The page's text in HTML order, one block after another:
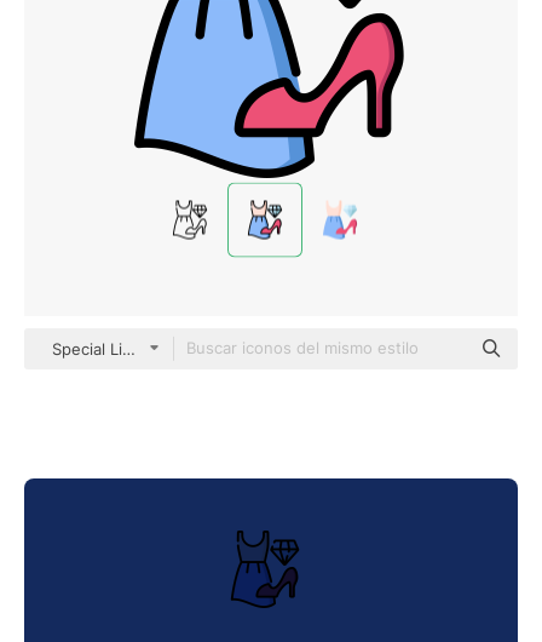
Special Lineal color